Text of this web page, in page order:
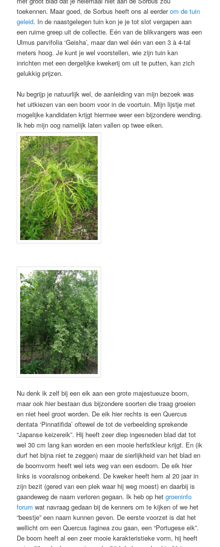
toekennen. Maar goed, de Sorbus heeft ons al eerderom de tuin
geleid. In de naastgelegen tuin kon je je tot slot vergapen aan
een ruime greep uit de collectie. Eén van de blikvangers was een
Ulmus parvifolia ‘Geisha’, maar dan wel één van een 3 à 4-tal
meters hoog. Je kunt je wel voorstellen, wie zijn tuin kan
inrichten met een dergelijke kwekerij om uit te putten, kan zich
gelukkig prijzen.
Nu begrijp je natuurlijk wel, de aanleiding van mijn bezoek was
het uitkiezen van een boom voor in de voortuin. Mijn lijstje met
mogelijke kandidaten krijgt hiermee weer een bijzondere wending.
Ik heb mijn oog namelijk laten vallen op twee eiken.
Nu denk ik zelf bij een eik aan een grote majestueuze boom,
maar ook hier bestaan dus bijzondere soorten die traag groeien
en niet heel groot worden. De eik hier rechts is een Quercus
dentata ‘Pinnatifida’ oftewel de tot de verbeelding sprekende
“Japanse keizereik”. Hij heeft zeer diep ingesneden blad dat tot
wel 30 cm lang kan worden en een mooie herfstkleur krijgt. En (ik
durf het bijna niet te zeggen) maar de sierlijkheid van het blad en
de boomvorm heeft wel iets weg van een esdoorn. De eik hier
links is vooralsnog onbekend. De kweker heeft hem al 20 jaar in
zijn bezit (gered van een plek waar hij weg moest) en daarbij is
gaandeweg de naam verloren gegaan. Ik heb op hetgroeninfo
forum wat navraag gedaan bij de kenners om te kijken of we het
“beestje” een naam kunnen geven. De eerste voorzet is dat het
wellicht om een Quercus faginea zou gaan, een “Portugese eik”.
De boom heeft al een zeer mooie karakteristieke vorm, hij heeft